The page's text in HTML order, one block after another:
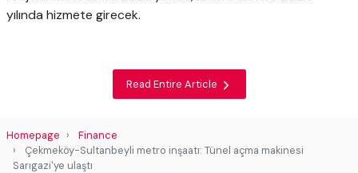
yılında hizmete girecek.
Read Entire Article
Homepage
Finance
Çekmeköy-Sultanbeyli metro inşaatı: Tünel açma makinesi
Sarıgazi'ye ulaştı